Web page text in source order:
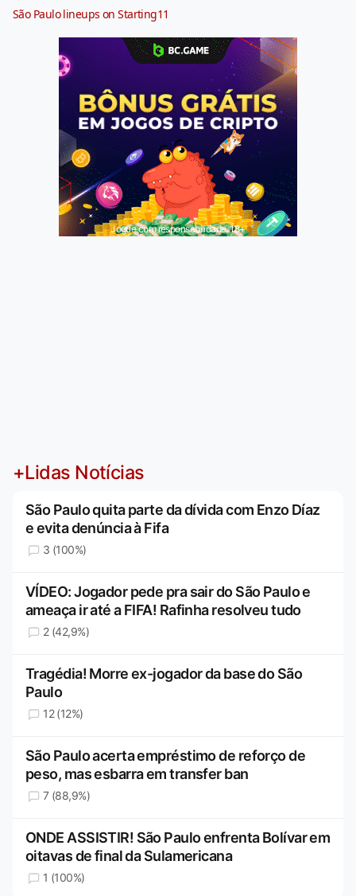
São Paulo lineups on Starting11
Jogue com responsabilidade. 18+
+Lidas Notícias
São Paulo quita parte da dívida com Enzo Díaz
e evita denúncia à Fifa
3 (100%)
VÍDEO: Jogador pede pra sair do São Paulo e
ameaça ir até a FIFA! Rafinha resolveu tudo
2 (42,9%)
Tragédia! Morre ex-jogador da base do São
Paulo
12 (12%)
São Paulo acerta empréstimo de reforço de
peso, mas esbarra em transfer ban
7 (88,9%)
ONDE ASSISTIR! São Paulo enfrenta Bolívar em
oitavas de final da Sulamericana
1 (100%)